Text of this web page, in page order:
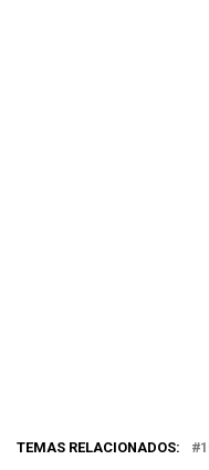
TEMAS RELACIONADOS: